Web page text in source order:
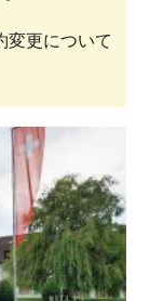
更について